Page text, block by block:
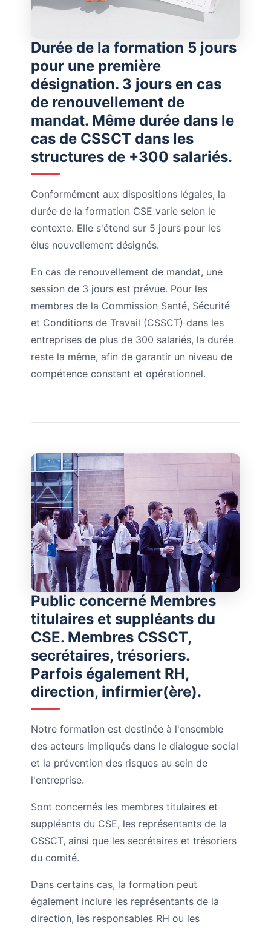
Durée de la formation 5 jours
pour une première
désignation. 3 jours en cas
de renouvellement de
mandat. Même durée dans le
cas de CSSCT dans les
structures de +300 salariés.
Conformément aux dispositions légales, la
durée de la formation CSE varie selon le
contexte. Elle s'étend sur 5 jours pour les
élus nouvellement désignés.
En cas de renouvellement de mandat, une
session de 3 jours est prévue. Pour les
membres de la Commission Santé, Sécurité
et Conditions de Travail (CSSCT) dans les
entreprises de plus de 300 salariés, la durée
reste la même, afin de garantir un niveau de
compétence constant et opérationnel.
Public concerné Membres
titulaires et suppléants du
CSE. Membres CSSCT,
secrétaires, trésoriers.
Parfois également RH,
direction, infirmier(ère).
Notre formation est destinée à l'ensemble
des acteurs impliqués dans le dialogue social
et la prévention des risques au sein de
l'entreprise.
Sont concernés les membres titulaires et
suppléants du CSE, les représentants de la
CSSCT, ainsi que les secrétaires et trésoriers
du comité.
Dans certains cas, la formation peut
également inclure les représentants de la
direction, les responsables RH ou les